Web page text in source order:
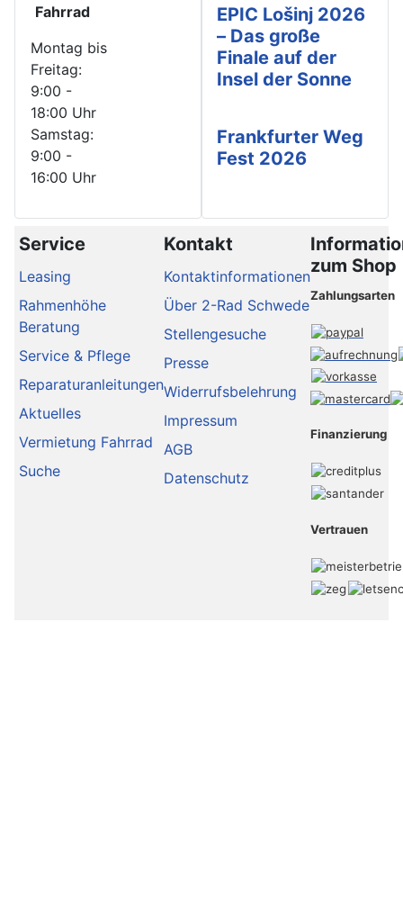
Fahrrad
Montag bis
Freitag:
9:00 -
18:00 Uhr
Samstag:
9:00 -
16:00 Uhr
EPIC Lošinj 2026
– Das große
Finale auf der
Insel der Sonne
Frankfurter Weg
Fest 2026
Service
Leasing
Rahmenhöhe
Beratung
Service & Pflege
Reparaturanleitungen
Aktuelles
Vermietung Fahrrad
Suche
Kontakt
Kontaktinformationen
Über 2-Rad Schwede
Stellengesuche
Presse
Widerrufsbelehrung
Impressum
AGB
Datenschutz
zum Shop
Zahlungsarten
Finanzierung
Vertrauen